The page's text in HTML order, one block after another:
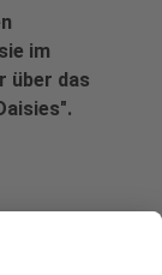
im
über das